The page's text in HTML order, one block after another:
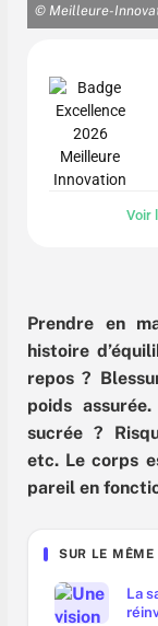
© Meilleure-
Voir
Prendre en
histoire
repos ?
poids
sucrée ?
etc. Le corps
pareil en
SUR LE MÊME
La